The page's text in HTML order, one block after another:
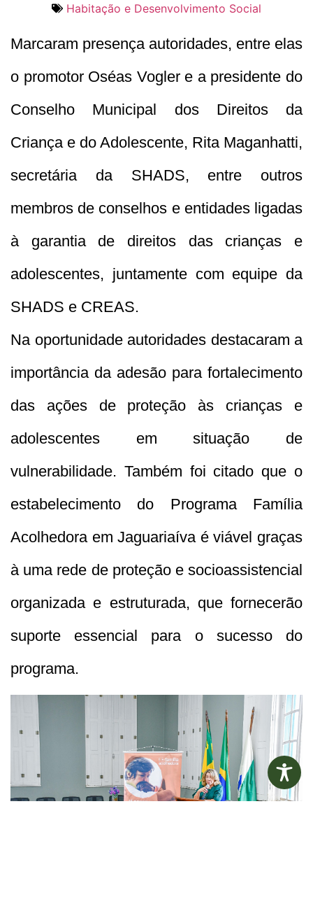
Habitação e Desenvolvimento Social
Marcaram presença autoridades, entre elas
o promotor Oséas Vogler e a presidente do
Conselho Municipal dos Direitos da
Criança e do Adolescente, Rita Maganhatti,
secretária da SHADS, entre outros
membros de conselhos e entidades ligadas
à garantia de direitos das crianças e
adolescentes, juntamente com equipe da
SHADS e CREAS.
Na oportunidade autoridades destacaram a
importância da adesão para fortalecimento
das ações de proteção às crianças e
adolescentes em situação de
vulnerabilidade. Também foi citado que o
estabelecimento do Programa Família
Acolhedora em Jaguariaíva é viável graças
à uma rede de proteção e socioassistencial
organizada e estruturada, que fornecerão
suporte essencial para o sucesso do
programa.